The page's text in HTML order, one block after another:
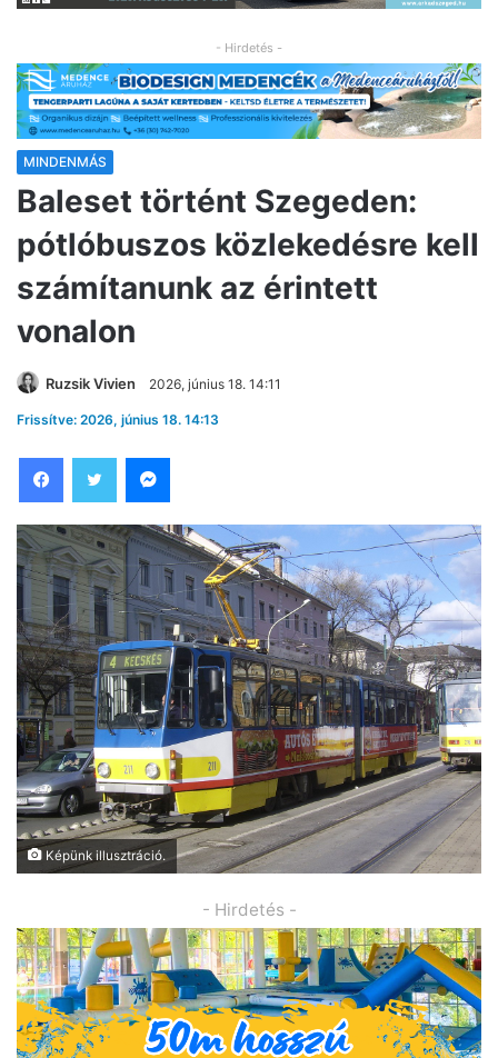
- Hirdetés -
MINDENMÁS
Baleset történt Szegeden:
pótlóbuszos közlekedésre kell
számítanunk az érintett
vonalon
Ruzsik Vivien 2026, június 18. 14:11
Frissítve: 2026, június 18. 14:13
Képünk illusztráció.
- Hirdetés -